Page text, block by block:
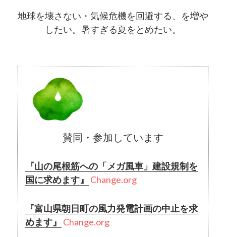
地球を壊さない・気候危機を回避する、を増や
したい。暑すぎる夏をとめたい。
賛同・参加しています
『山の尾根筋への「メガ風車」建設規制を
国に求めます』
Change.org
『富山県朝日町の風力発電計画の中止を求
めます』
Change.org